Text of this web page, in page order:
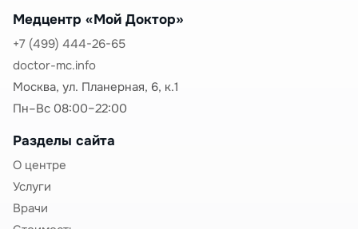
фактически осуществляющему уход за больным
ребенком.
Законодательное регулирование
Согласно Федеральному закону №255-ФЗ «Об
обязательном социальном страховании на случай
материнством»:
При амбулаторном лечении ребенка до 7 лет
больничный выдается на весь период
заболевания без ограничения срока
Медцентр «Мой Доктор»
+7 (499) 444-26-65
doctor-mc.info
Москва, ул. Планерная, 6, к.1
Пн–Вс 08:00–22:00
Разделы сайта
О центре
Услуги
Врачи